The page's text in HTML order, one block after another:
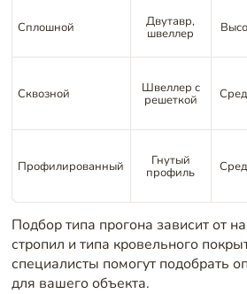
Сплошной Двутавр,
швеллер
Сквозной Швеллер с
решеткой
Профилированный Гнутый
профиль
Подбор типа прогона зависит от
стропил и типа кровельного
специалисты помогут подобрать
для вашего объекта.